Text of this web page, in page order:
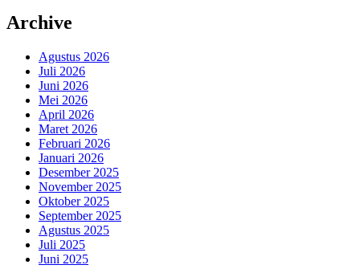
Archive
Agustus 2026
Juli 2026
Juni 2026
Mei 2026
April 2026
Maret 2026
Februari 2026
Januari 2026
Desember 2025
November 2025
Oktober 2025
September 2025
Agustus 2025
Juli 2025
Juni 2025